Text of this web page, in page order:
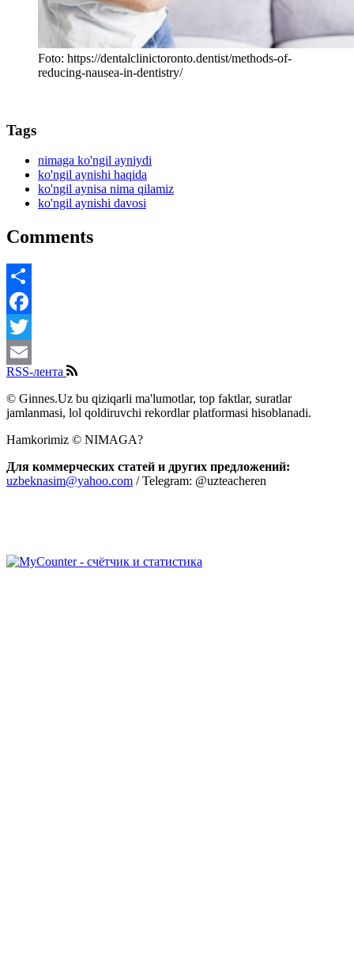
Foto: https://dentalclinictoronto.dentist/methods-of-
reducing-nausea-in-dentistry/
Tags
nimaga ko'ngil ayniydi
ko'ngil aynishi haqida
ko'ngil aynisa nima qilamiz
ko'ngil aynishi davosi
Comments
Share
Facebook
Twitter
Email
RSS-лента
© Ginnes.Uz bu qiziqarli ma'lumotlar, top faktlar, suratlar
jamlanmasi, lol qoldiruvchi rekordlar platformasi hisoblanadi.
Hamkorimiz © NIMAGA?
Для коммерческих статей и других предложений:
uzbeknasim@yahoo.com / Telegram: @uzteacheren